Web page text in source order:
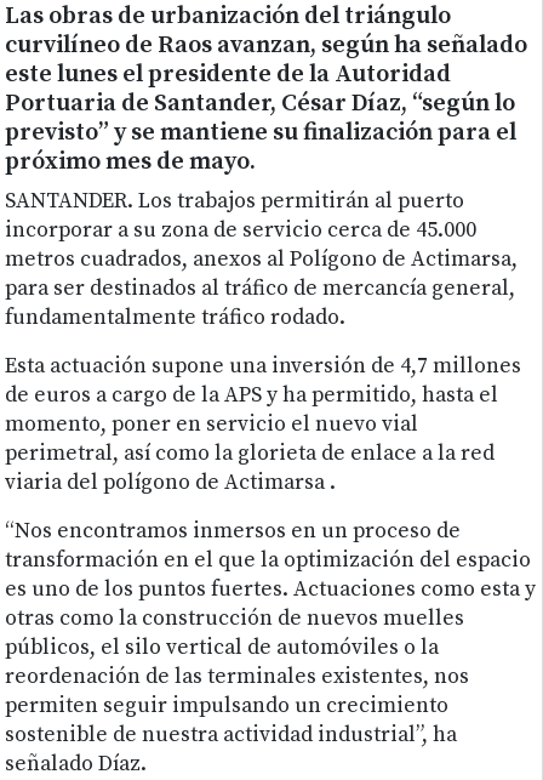
Las obras de urbanización del triángulo
curvilíneo de Raos avanzan, según ha señalado
este lunes el presidente de la Autoridad
Portuaria de Santander, César Díaz, “según lo
previsto” y se mantiene su finalización para el
próximo mes de mayo.
SANTANDER. Los trabajos permitirán al puerto
incorporar a su zona de servicio cerca de 45.000
metros cuadrados, anexos al Polígono de Actimarsa,
para ser destinados al tráfico de mercancía general,
fundamentalmente tráfico rodado.
Esta actuación supone una inversión de 4,7 millones
de euros a cargo de la APS y ha permitido, hasta el
momento, poner en servicio el nuevo vial
perimetral, así como la glorieta de enlace a la red
viaria del polígono de Actimarsa .
“Nos encontramos inmersos en un proceso de
transformación en el que la optimización del espacio
es uno de los puntos fuertes. Actuaciones como esta y
otras como la construcción de nuevos muelles
públicos, el silo vertical de automóviles o la
reordenación de las terminales existentes, nos
permiten seguir impulsando un crecimiento
sostenible de nuestra actividad industrial”, ha
señalado Díaz.